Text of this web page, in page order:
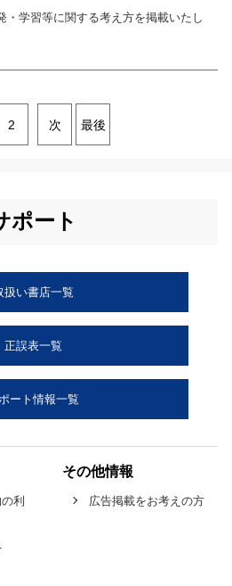
・学習等に関する考え方を掲載いたし
2 次 最後
ポート
扱い書店一覧
正誤表一覧
ート情報一覧
利
その他情報
広告掲載をお考えの方